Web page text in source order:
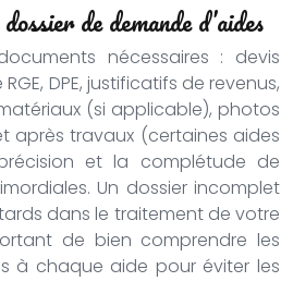
de demande d’aides
nécessaires : devis
DPE, justificatifs de revenus,
(si applicable), photos
après travaux (certaines aides
et la complétude de
Un dossier incomplet
dans le traitement de votre
de bien comprendre les
à chaque aide pour éviter les